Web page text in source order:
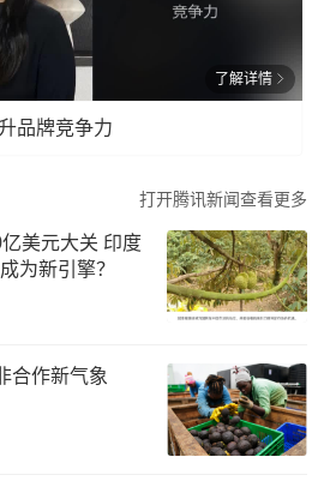
了解详情
品牌竞争力
打开腾讯新闻查看更多
美元大关 印度
为新引擎？
合作新气象